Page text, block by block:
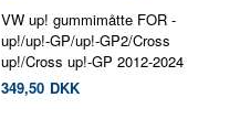
VW up! gummimåtte FOR -
up!/up!-GP/up!-GP2/Cross
up!/Cross up!-GP 2012-2024
349,50 DKK